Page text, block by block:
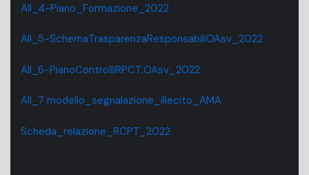
All_4-Piano_Formazione_2022
All_5-SchemaTrasparenzaResponsabiliOAsv_2022
All_6-PianoControlliRPCT.OAsv_2022
All_7 modello_segnalazione_illecito_AMA
Scheda_relazione_RCPT_2022